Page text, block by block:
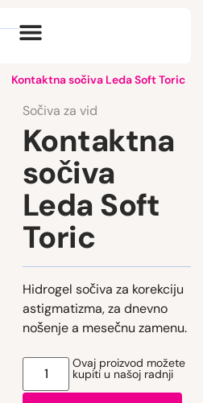
Kontaktna sočiva Leda Soft Toric
Sočiva za vid
Kontaktna
sočiva
Leda Soft
Toric
Hidrogel sočiva za korekciju
astigmatizma, za dnevno
nošenje a mesečnu zamenu.
Ovaj proizvod možete
kupiti u našoj radnji